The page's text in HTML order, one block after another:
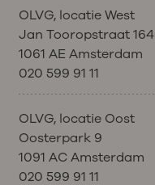
OLVG, locatie West
Jan Tooropstraat 164
1061 AE Amsterdam
020 599 91 11
OLVG, locatie Oost
Oosterpark 9
1091 AC Amsterdam
020 599 91 11